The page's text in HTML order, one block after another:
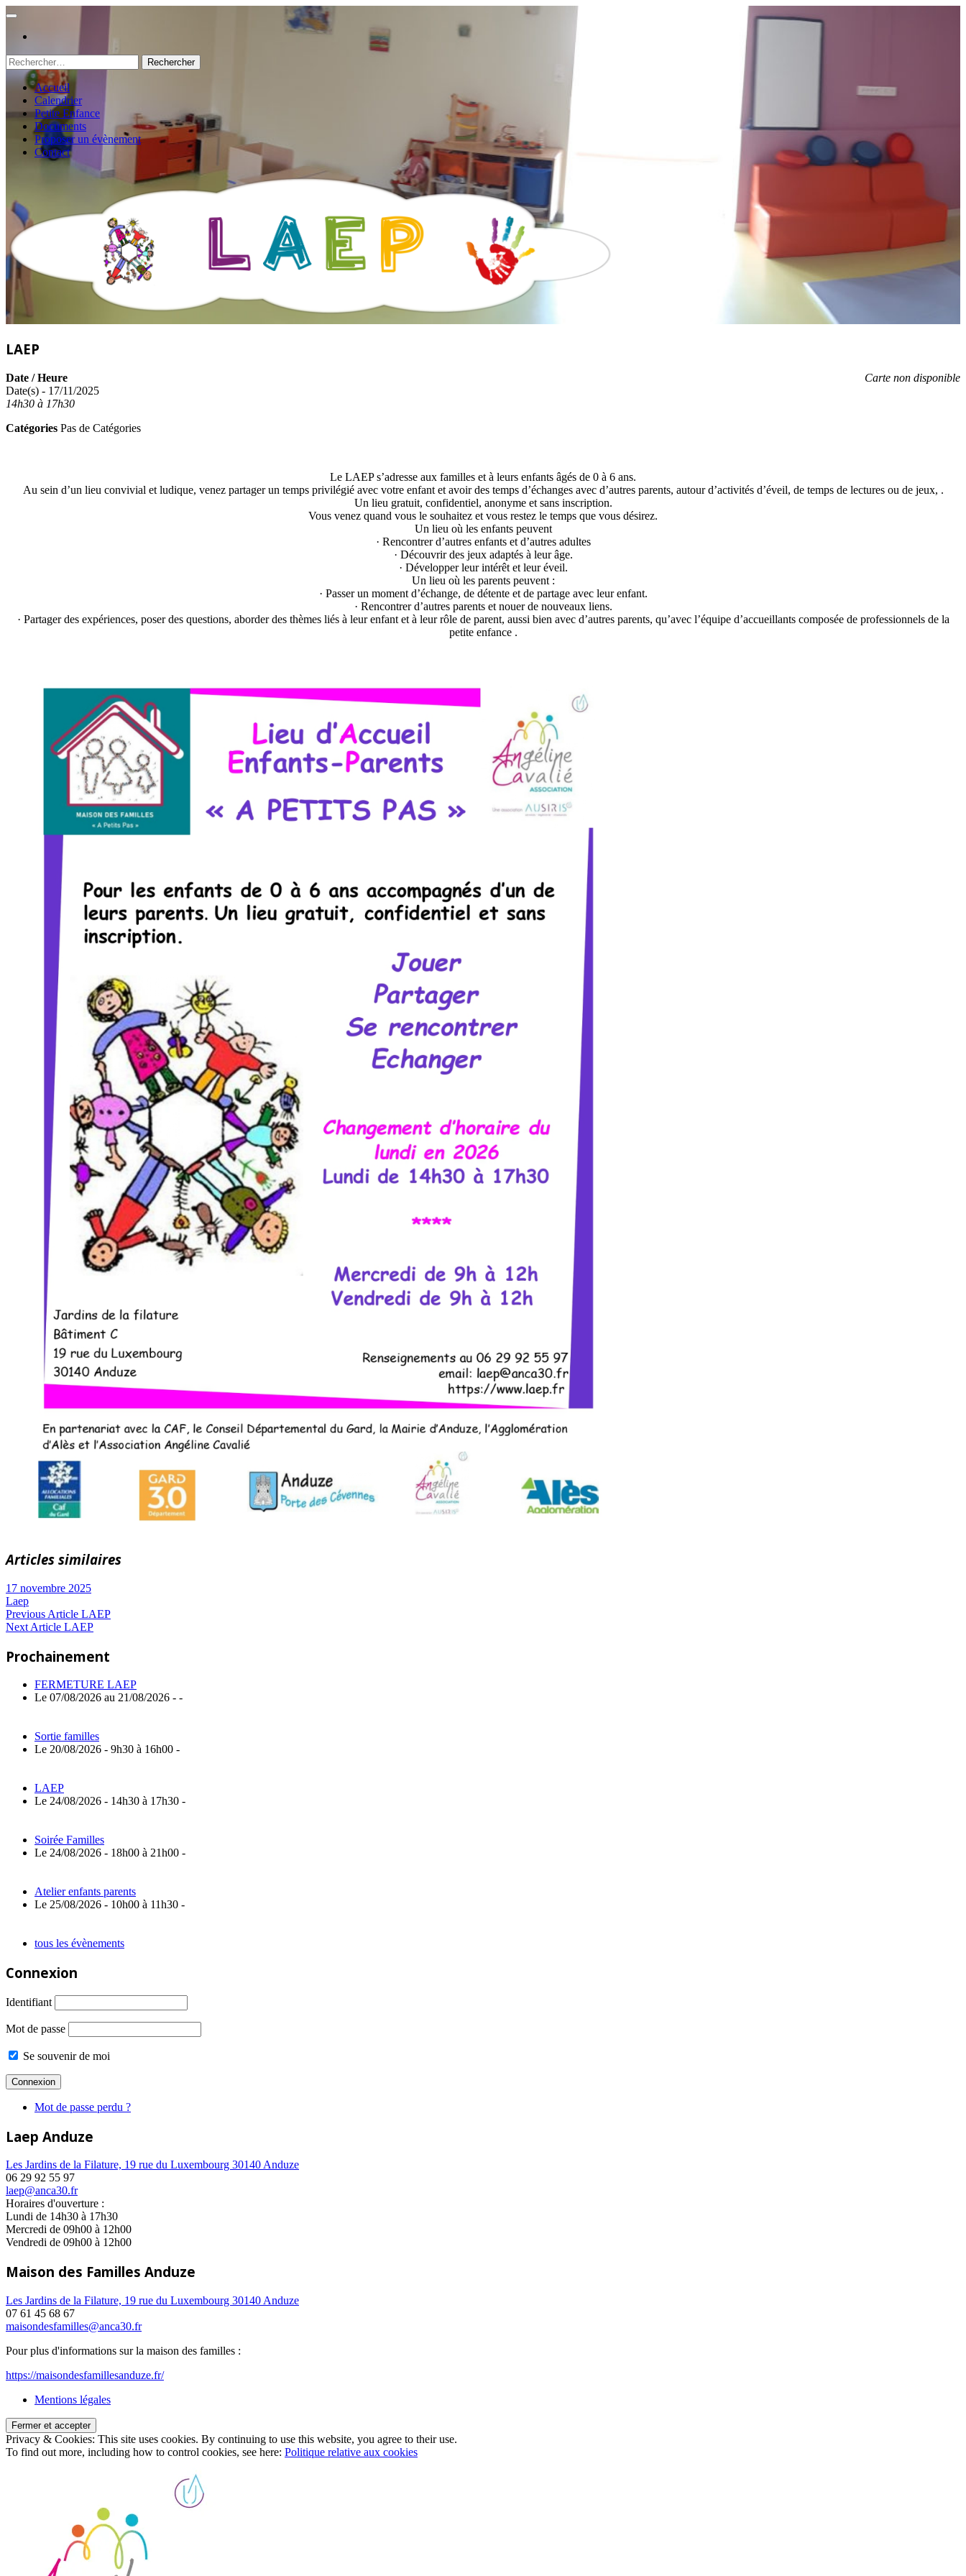
Rechercher :
Accueil
Calendrier
Petite Enfance
Documents
Proposer un évènement
Contact
LAEP
Carte non disponible
Date / Heure
Date(s) - 17/11/2025
14h30 à 17h30
Catégories Pas de Catégories
Le LAEP s’adresse aux familles et à leurs enfants âgés de 0 à 6 ans.
Au sein d’un lieu convivial et ludique, venez partager un temps privilégié avec votre enfant et avoir des temps d’échanges avec d’autres parents, autour d’activités d’éveil, de temps de lectures ou de jeux, .
Un lieu gratuit, confidentiel, anonyme et sans inscription.
Vous venez quand vous le souhaitez et vous restez le temps que vous désirez.
Un lieu où les enfants peuvent
· Rencontrer d’autres enfants et d’autres adultes
· Découvrir des jeux adaptés à leur âge.
· Développer leur intérêt et leur éveil.
Un lieu où les parents peuvent :
· Passer un moment d’échange, de détente et de partage avec leur enfant.
· Rencontrer d’autres parents et nouer de nouveaux liens.
· Partager des expériences, poser des questions, aborder des thèmes liés à leur enfant et à leur rôle de parent, aussi bien avec d’autres parents, qu’avec l’équipe d’accueillants composée de professionnels de la
petite enfance .
Articles similaires
17 novembre 2025
Laep
Navigation
l’article
Previous ArticlePrevious
Post:
LAEP
Next ArticleNext
LAEP
Prochainement
FERMETURE LAEP
Le 07/08/2026 au 21/08/2026 - -
Sortie familles
Le 20/08/2026 - 9h30 à 16h00 -
LAEP
Le 24/08/2026 - 14h30 à 17h30 -
Soirée Familles
Le 24/08/2026 - 18h00 à 21h00 -
Atelier enfants parents
Le 25/08/2026 - 10h00 à 11h30 -
tous les évènements
Connexion
Identifiant
Mot de passe
Se souvenir de moi
Mot de passe perdu ?
Laep Anduze
Les Jardins de la Filature, 19 rue du Luxembourg 30140 Anduze
06 29 92 55 97
laep@anca30.fr
Horaires d'ouverture :
Lundi de 14h30 à 17h30
Mercredi de 09h00 à 12h00
Vendredi de 09h00 à 12h00
Maison des Familles Anduze
Les Jardins de la Filature, 19 rue du Luxembourg 30140 Anduze
07 61 45 68 67
maisondesfamilles@anca30.fr
Pour plus d'informations sur la maison des familles :
https://maisondesfamillesanduze.fr/
Mentions légales
Privacy & Cookies: This site uses cookies. By continuing to use this website, you agree to their use.
To find out more, including how to control cookies, see here: Politique relative aux cookies